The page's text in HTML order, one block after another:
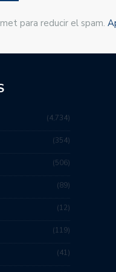
para reducir el spam.
4,734
354
506
89
12
119
41